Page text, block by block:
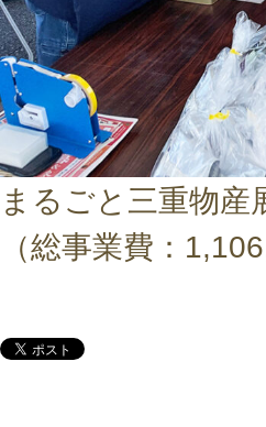
まるごと三重物産
（総事業費：